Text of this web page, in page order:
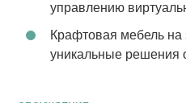
управлению
Крафтовая мебель на
уникальные решения